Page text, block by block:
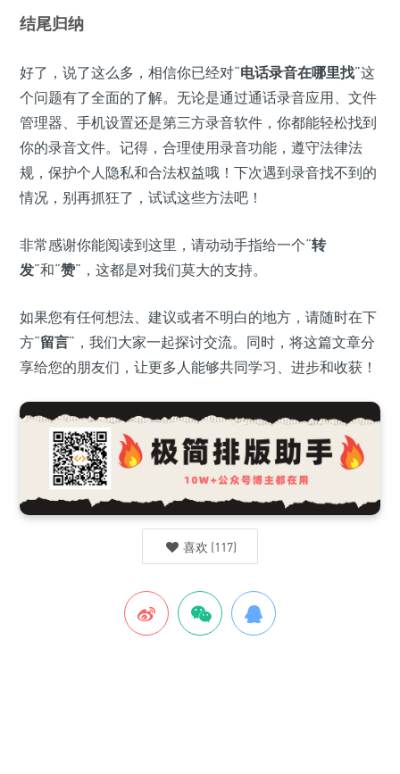
结尾归纳
好了，说了这么多，相信你已经对“电话录音在哪里找”这
个问题有了全面的了解。无论是通过通话录音应用、文件
管理器、手机设置还是第三方录音软件，你都能轻松找到
你的录音文件。记得，合理使用录音功能，遵守法律法
规，保护个人隐私和合法权益哦！下次遇到录音找不到的
情况，别再抓狂了，试试这些方法吧！
非常感谢你能阅读到这里，请动动手指给一个“转
发”和“赞”，这都是对我们莫大的支持。
如果您有任何想法、建议或者不明白的地方，请随时在下
方“留言”，我们大家一起探讨交流。同时，将这篇文章分
享给您的朋友们，让更多人能够共同学习、进步和收获！
喜欢 (117)